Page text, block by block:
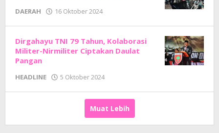
DAERAH 16 Oktober 2024
Junaedi
Sholat
Dirgahayu TNI 79 Tahun, Kolaborasi
Militer-Nirmiliter Ciptakan Daulat
Pangan
HEADLINE 5 Oktober 2024
Junaedi
Sholat
Muat Lebih